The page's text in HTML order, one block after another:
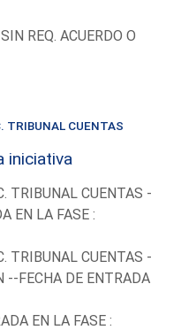
REQ. ACUERDO O
TRIBUNAL CUENTAS
iniciativa
TRIBUNAL CUENTAS -
EN LA FASE :
TRIBUNAL CUENTAS -
--FECHA DE ENTRADA
EN LA FASE :